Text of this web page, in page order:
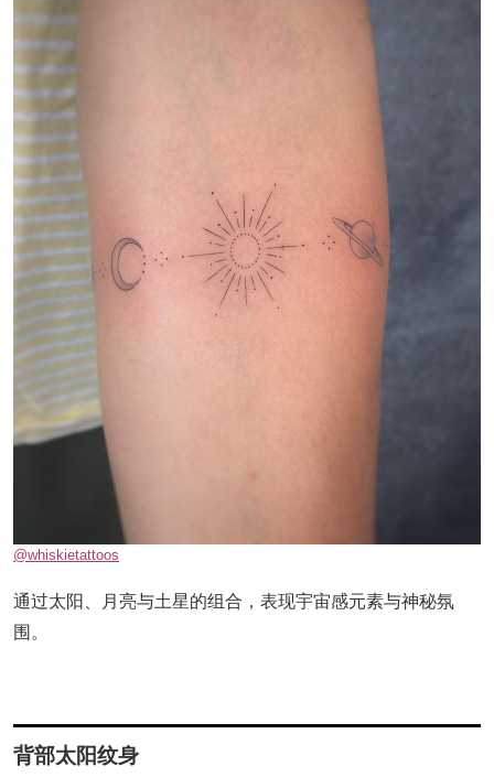
@whiskietattoos
通过太阳、月亮与土星的组合，表现宇宙感元素与神秘氛
围。
背部太阳纹身